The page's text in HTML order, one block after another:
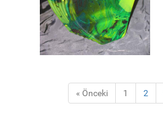
« Önceki 1 2